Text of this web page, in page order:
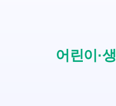
어린이·